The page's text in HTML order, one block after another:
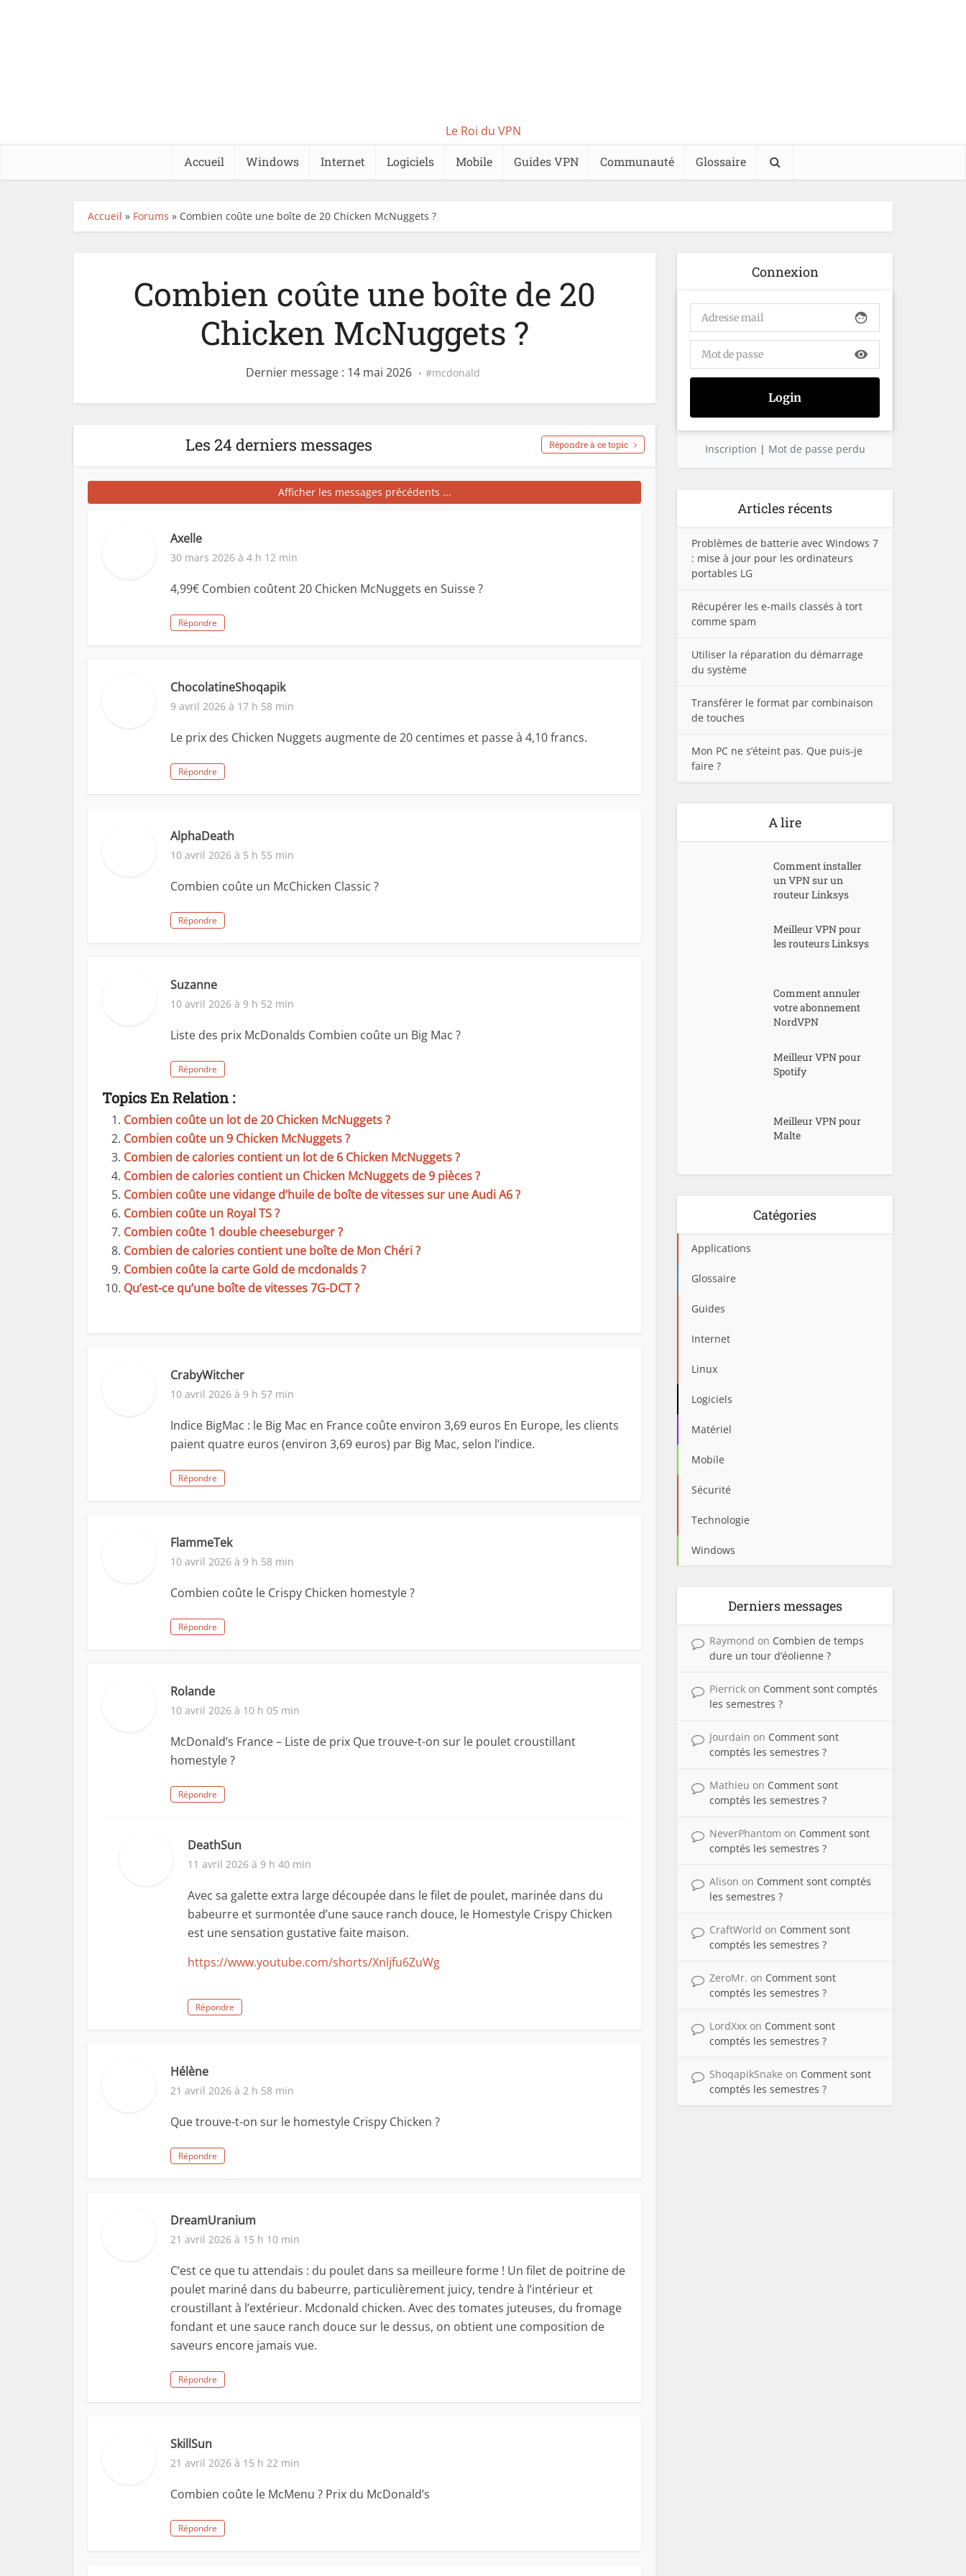
Le Roi du VPN
Accueil Windows Internet Logiciels Mobile Guides VPN Communauté Glossaire
Accueil » Forums » Combien coûte une boîte de 20 Chicken McNuggets ?
Combien coûte une boîte de 20
Chicken McNuggets ?
Dernier message : 14 mai 2026 mcdonald
Les 24 derniers messages Répondre à ce topic
Afficher les messages précédents ...
Axelle
30 mars 2026 à 4 h 12 min
4,99€ Combien coûtent 20 Chicken McNuggets en Suisse ?
Répondre
ChocolatineShoqapik
9 avril 2026 à 17 h 58 min
Le prix des Chicken Nuggets augmente de 20 centimes et passe à 4,10 francs.
Répondre
AlphaDeath
10 avril 2026 à 5 h 55 min
Combien coûte un McChicken Classic ?
Répondre
Suzanne
10 avril 2026 à 9 h 52 min
Liste des prix McDonalds Combien coûte un Big Mac ?
Répondre
Topics En Relation :
Combien coûte un lot de 20 Chicken McNuggets ?
Combien coûte un 9 Chicken McNuggets ?
Combien de calories contient un lot de 6 Chicken McNuggets ?
Combien de calories contient un Chicken McNuggets de 9 pièces ?
Combien coûte une vidange d’huile de boîte de vitesses sur une Audi A6 ?
Combien coûte un Royal TS ?
Combien coûte 1 double cheeseburger ?
Combien de calories contient une boîte de Mon Chéri ?
Combien coûte la carte Gold de mcdonalds ?
Qu’est-ce qu’une boîte de vitesses 7G-DCT ?
CrabyWitcher
10 avril 2026 à 9 h 57 min
Indice BigMac : le Big Mac en France coûte environ 3,69 euros En Europe, les clients
paient quatre euros (environ 3,69 euros) par Big Mac, selon l’indice.
Répondre
FlammeTek
10 avril 2026 à 9 h 58 min
Combien coûte le Crispy Chicken homestyle ?
Répondre
Rolande
10 avril 2026 à 10 h 05 min
McDonald’s France – Liste de prix Que trouve-t-on sur le poulet croustillant
homestyle ?
Répondre
DeathSun
11 avril 2026 à 9 h 40 min
Avec sa galette extra large découpée dans le filet de poulet, marinée dans du
babeurre et surmontée d’une sauce ranch douce, le Homestyle Crispy Chicken
est une sensation gustative faite maison.
https://www.youtube.com/shorts/Xnljfu6ZuWg
Répondre
Hélène
21 avril 2026 à 2 h 58 min
Que trouve-t-on sur le homestyle Crispy Chicken ?
Répondre
DreamUranium
21 avril 2026 à 15 h 10 min
C’est ce que tu attendais : du poulet dans sa meilleure forme ! Un filet de poitrine de
poulet mariné dans du babeurre, particulièrement juicy, tendre à l’intérieur et
croustillant à l’extérieur. Mcdonald chicken. Avec des tomates juteuses, du fromage
fondant et une sauce ranch douce sur le dessus, on obtient une composition de
saveurs encore jamais vue.
Répondre
SkillSun
21 avril 2026 à 15 h 22 min
Combien coûte le McMenu ? Prix du McDonald’s
Répondre
Connexion
face
visibility
Inscription | Mot de passe perdu
Articles récents
Problèmes de batterie avec Windows 7
: mise à jour pour les ordinateurs
portables LG
Récupérer les e-mails classés à tort
comme spam
Utiliser la réparation du démarrage
du système
Transférer le format par combinaison
de touches
Mon PC ne s’éteint pas. Que puis-je
faire ?
A lire
Comment installer
un VPN sur un
routeur Linksys
Meilleur VPN pour
les routeurs Linksys
Comment annuler
votre abonnement
NordVPN
Meilleur VPN pour
Spotify
Meilleur VPN pour
Malte
Catégories
Applications
Glossaire
Guides
Internet
Linux
Logiciels
Matériel
Mobile
Sécurité
Technologie
Windows
Derniers messages
Raymond on Combien de temps
dure un tour d’éolienne ?
Pierrick on Comment sont comptés
les semestres ?
Jourdain on Comment sont
comptés les semestres ?
Mathieu on Comment sont
comptés les semestres ?
NeverPhantom on Comment sont
comptés les semestres ?
Alison on Comment sont comptés
les semestres ?
CraftWorld on Comment sont
comptés les semestres ?
ZeroMr. on Comment sont
comptés les semestres ?
LordXxx on Comment sont
comptés les semestres ?
ShoqapikSnake on Comment sont
comptés les semestres ?